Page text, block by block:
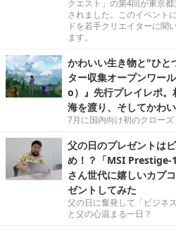
クエスト」の第4回が東京
されました。このイベント
ドを若手クリエイターに聞
ます。
かわいい生き物と"ひ
ター収集オープンワー
o）』先行プレイレポ。
海を渡り、そしてかわ
7月に国内向け初のクローズ
父の日のプレゼントは
め！？「MSI Prestige-
さん世代に嬉しいカプ
ゼントしてみた
父の日に奮発して「ビジネ
と父の心温まる一日？